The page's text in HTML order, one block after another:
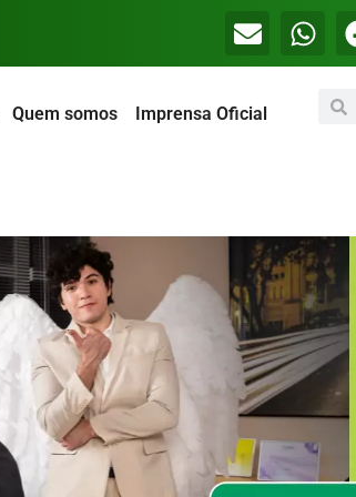
Quem somos Imprensa Oficial